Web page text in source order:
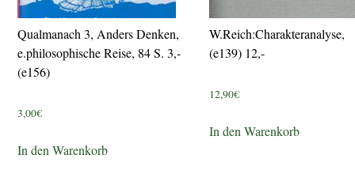
Qualmanach 3, Anders Denken,
e.philosophische Reise, 84 S. 3,-
(e156)
3,00€
In den Warenkorb
W.Reich:Charakteranalyse,
(e139) 12,-
12,90€
In den Warenkorb